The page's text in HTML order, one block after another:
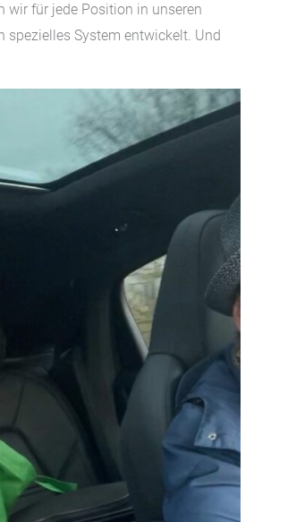
wir für jede Position in unseren
spezielles System entwickelt. Und